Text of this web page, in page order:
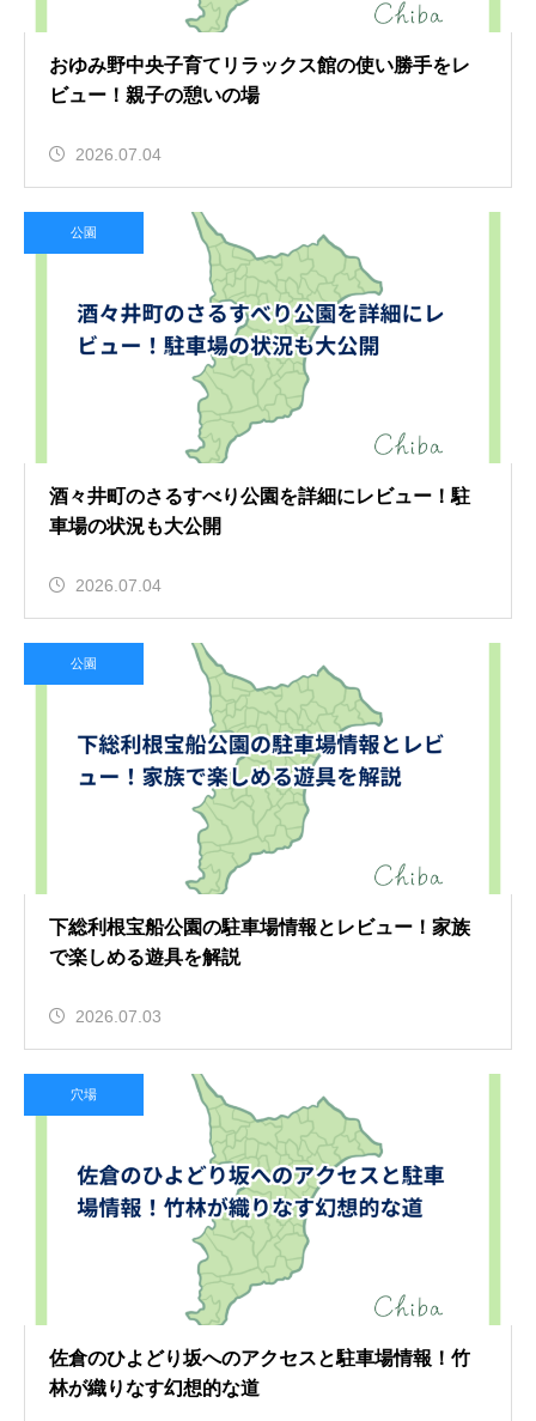
おゆみ野中央子育てリラックス館の使い勝手をレ
ビュー！親子の憩いの場
2026.07.04
公園
酒々井町のさるすべり公園を詳細にレビュー！駐
車場の状況も大公開
2026.07.04
公園
下総利根宝船公園の駐車場情報とレビュー！家族
で楽しめる遊具を解説
2026.07.03
穴場
佐倉のひよどり坂へのアクセスと駐車場情報！竹
林が織りなす幻想的な道